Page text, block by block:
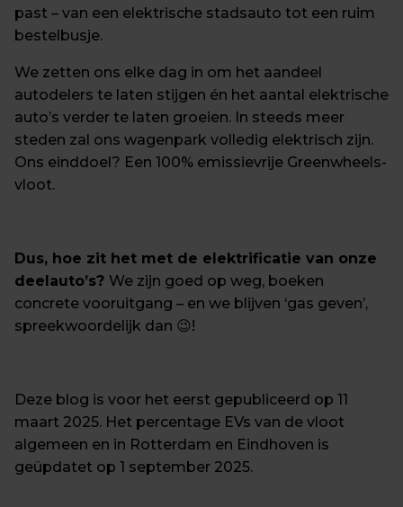
past – van een elektrische stadsauto tot een ruim
bestelbusje.
We zetten ons elke dag in om het aandeel
autodelers te laten stijgen én het aantal elektrische
auto’s verder te laten groeien. In steeds meer
steden zal ons wagenpark volledig elektrisch zijn.
Ons einddoel? Een 100% emissievrije Greenwheels-
vloot.
Dus, hoe zit het met de elektrificatie van onze
deelauto’s? We zijn goed op weg, boeken
concrete vooruitgang – en we blijven ‘gas geven’,
spreekwoordelijk dan 😉!
Deze blog is voor het eerst gepubliceerd op 11
maart 2025. Het percentage EVs van de vloot
algemeen en in Rotterdam en Eindhoven is
geüpdatet op 1 september 2025.